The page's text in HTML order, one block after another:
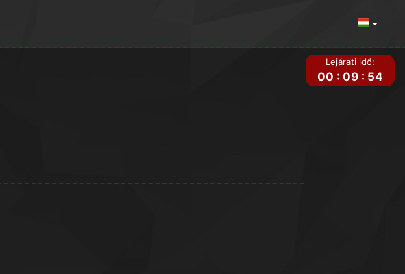
Lejárati idő:
00 : 09 : 54